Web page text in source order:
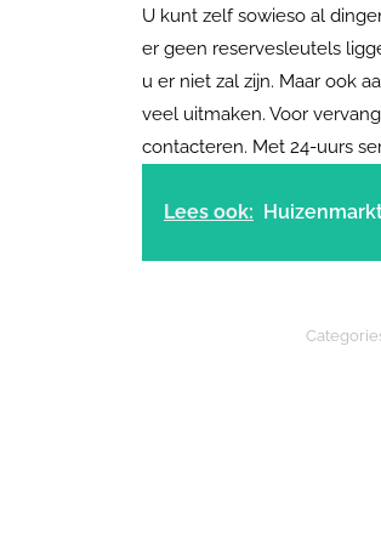
U kunt zelf sowieso al
er geen reservesleutels
u er niet zal zijn. Maar ook
veel uitmaken. Voor
contacteren. Met 24-uurs
Lees ook: